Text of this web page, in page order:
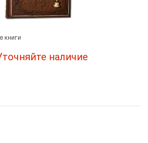
книги
наличие